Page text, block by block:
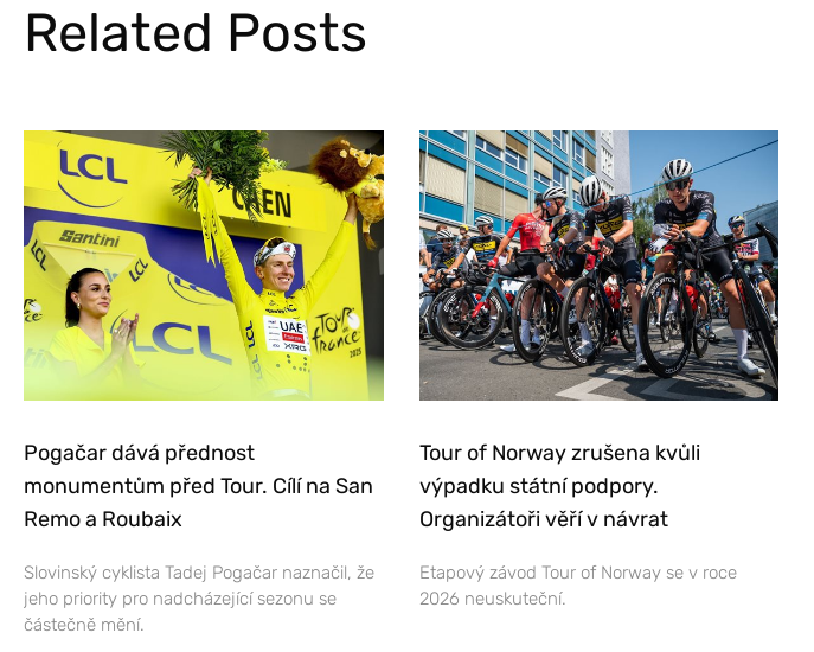
Related Posts
Pogačar dává přednost
monumentům před Tour. Cílí na San
Remo a Roubaix
Slovinský cyklista Tadej Pogačar naznačil, že
jeho priority pro nadcházející sezonu se
částečně mění.
Tour of Norway zrušena kvůli
výpadku státní podpory.
Organizátoři věří v návrat
Etapový závod Tour of Norway se v roce
2026 neuskuteční.